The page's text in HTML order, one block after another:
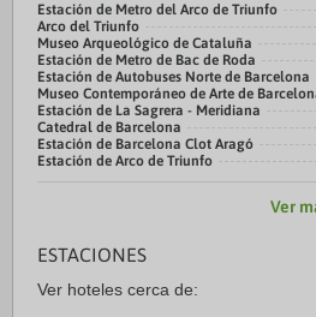
Estación de Metro del Arco de Triunfo
Arco del Triunfo
Museo Arqueológico de Cataluña
Estación de Metro de Bac de Roda
Estación de Autobuses Norte de Barcelona
Museo Contemporáneo de Arte de
Estación de La Sagrera - Meridiana
Catedral de Barcelona
Estación de Barcelona Clot Aragó
Estación de Arco de Triunfo
Ver
ESTACIONES
Ver hoteles cerca de: